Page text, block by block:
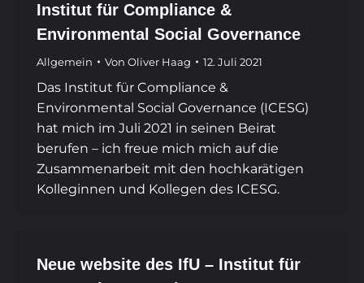
Institut für Compliance &
Environmental Social Governance
Allgemein Von Oliver Haag 12. Juli 2021
Das Institut für Compliance &
Environmental Social Governance (ICESG)
hat mich im Juli 2021 in seinen Beirat
berufen – ich freue mich mich auf die
Zusammenarbeit mit den hochkarätigen
Kolleginnen und Kollegen des ICESG.
Neue website des IfU – Institut für